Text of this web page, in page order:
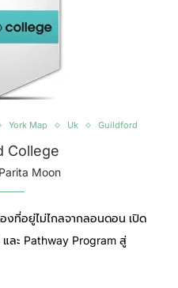
York Map Uk Guildford
College
Parita Moon
งที่อยู่ไม่ไกลจากลอนดอน เปิด
ละ Pathway Program สู่